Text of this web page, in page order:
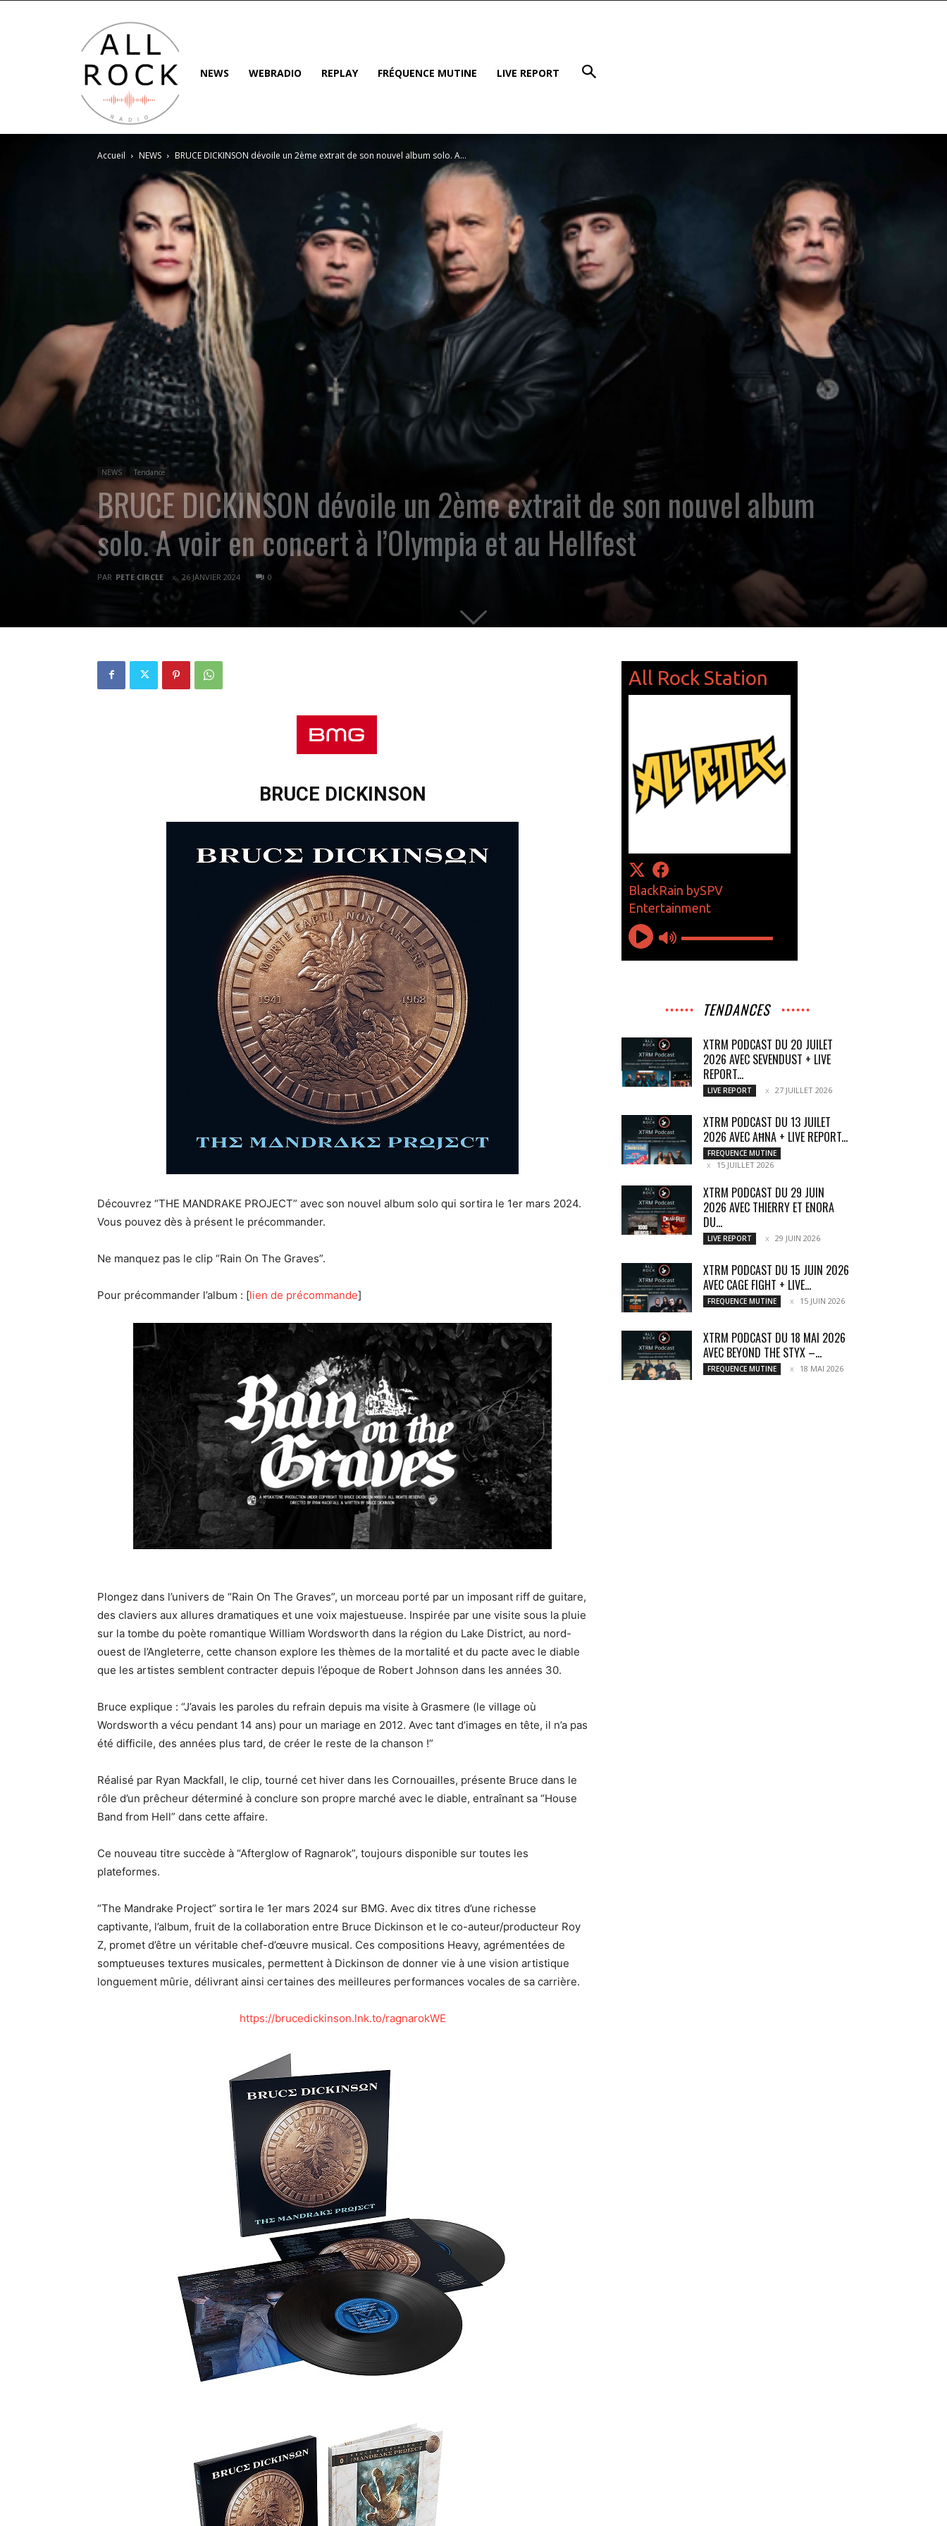
NEWS WEBRADIO REPLAY FRÉQUENCE MUTINE LIVE REPORT
Accueil NEWS BRUCE DICKINSON dévoile un 2ème extrait de son nouvel album solo. A...
NEWS Tendance
BRUCE DICKINSON dévoile un 2ème extrait de son nouvel album
solo. A voir en concert à l’Olympia et au Hellfest
PAR PETE CIRCLE 26 JANVIER 2024 0
BRUCE DICKINSON
Découvrez “THE MANDRAKE PROJECT” avec son nouvel album solo qui sortira le 1er mars 2024.
Vous pouvez dès à présent le précommander.
Ne manquez pas le clip “Rain On The Graves”.
Pour précommander l’album : [lien de précommande]
Plongez dans l’univers de “Rain On The Graves”, un morceau porté par un imposant riff de guitare,
des claviers aux allures dramatiques et une voix majestueuse. Inspirée par une visite sous la pluie
sur la tombe du poète romantique William Wordsworth dans la région du Lake District, au nord-
ouest de l’Angleterre, cette chanson explore les thèmes de la mortalité et du pacte avec le diable
que les artistes semblent contracter depuis l’époque de Robert Johnson dans les années 30.
Bruce explique : “J’avais les paroles du refrain depuis ma visite à Grasmere (le village où
Wordsworth a vécu pendant 14 ans) pour un mariage en 2012. Avec tant d’images en tête, il n’a pas
été difficile, des années plus tard, de créer le reste de la chanson !”
Réalisé par Ryan Mackfall, le clip, tourné cet hiver dans les Cornouailles, présente Bruce dans le
rôle d’un prêcheur déterminé à conclure son propre marché avec le diable, entraînant sa “House
Band from Hell” dans cette affaire.
Ce nouveau titre succède à “Afterglow of Ragnarok”, toujours disponible sur toutes les
plateformes.
“The Mandrake Project” sortira le 1er mars 2024 sur BMG. Avec dix titres d’une richesse
captivante, l’album, fruit de la collaboration entre Bruce Dickinson et le co-auteur/producteur Roy
Z, promet d’être un véritable chef-d’œuvre musical. Ces compositions Heavy, agrémentées de
somptueuses textures musicales, permettent à Dickinson de donner vie à une vision artistique
longuement mûrie, délivrant ainsi certaines des meilleures performances vocales de sa carrière.
https://brucedickinson.lnk.to/ragnarokWE
TENDANCES
XTRM PODCAST DU 20 JUILET
2026 AVEC SEVENDUST + LIVE
REPORT...
LIVE REPORT 27 JUILLET 2026
XTRM PODCAST DU 13 JUILET
2026 AVEC AĦNA + LIVE REPORT...
FREQUENCE MUTINE
15 JUILLET 2026
XTRM PODCAST DU 29 JUIN
2026 AVEC THIERRY ET ENORA
DU...
LIVE REPORT 29 JUIN 2026
XTRM PODCAST DU 15 JUIN 2026
AVEC CAGE FIGHT + LIVE...
FREQUENCE MUTINE 15 JUIN 2026
XTRM PODCAST DU 18 MAI 2026
AVEC BEYOND THE STYX –...
FREQUENCE MUTINE 18 MAI 2026